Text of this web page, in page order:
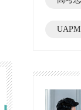
UAPM